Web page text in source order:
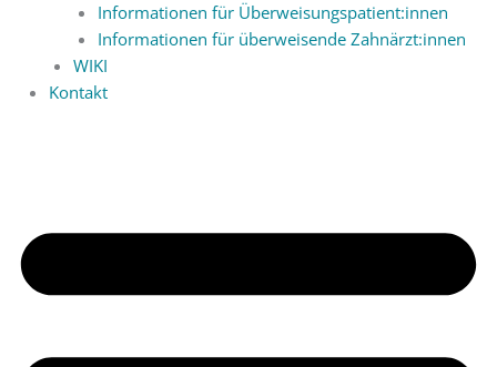
Informationen für Überweisungspatient:innen
Informationen für überweisende Zahnärzt:innen
WIKI
Kontakt